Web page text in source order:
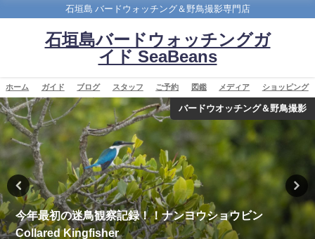
石垣島 バードウォッチング＆野鳥撮影専門店
石垣島バードウォッチングガ
イド SeaBeans
ホーム ガイド ブログ スタッフ ご予約 図鑑 メディア ショッピング
バードウオッチング＆野鳥撮影
沖縄タイムス朝刊「珍鳥 石垣にチベットウタツグミ／
国内で初確認」